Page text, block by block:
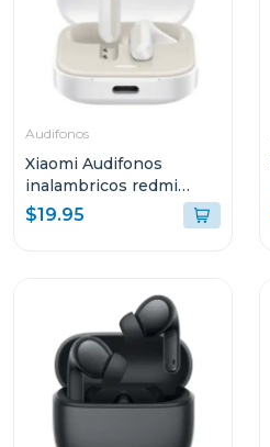
Audifonos
Xiaomi Audifonos
inalambricos redmi
buds 6 active bluetooth
$19.95